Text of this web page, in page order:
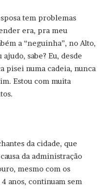
tem problemas
era, pra meu
a “neguinha”, no Alto,
sabe? Eu, desde
pisei numa cadeia, nunca
Estou com muita
da cidade, que
da administração
mesmo com os
anos, continuam sem